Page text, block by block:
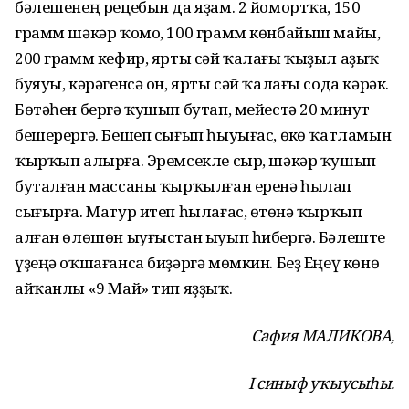
бәлешенең рецебын да яҙам. 2 йомортҡа, 150
грамм шәкәр ҡомо, 100 грамм көнбайыш майы,
200 грамм кефир, ярты сәй ҡалағы ҡыҙыл аҙыҡ
буяуы, кәрәгенсә он, ярты сәй ҡалағы сода кәрәк.
Бөтәһен бергә ҡушып бутап, мейестә 20 минут
бешерергә. Бешеп сығып һыуығас, өҫкө ҡатламын
ҡырҡып алырға. Эремсекле сыр, шәкәр ҡушып
буталған массаны ҡырҡылған еренә һылап
сығырға. Матур итеп һылағас, өҫтөнә ҡырҡып
алған өлөшөн ыуғыстан ыуып һибергә. Бәлеште
үҙеңә оҡшағанса биҙәргә мөмкин. Беҙ Еңеү көнө
айҡанлы «9 Май» тип яҙҙыҡ.
Сафия МАЛИКОВА,
I синыф уҡыусыһы.